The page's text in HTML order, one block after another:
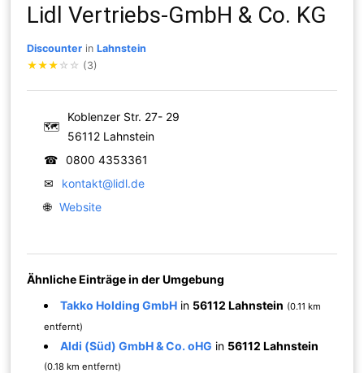
Lidl Vertriebs-GmbH & Co. KG
Discounter inLahnstein
★★★ ☆ ☆ (3)
🗺
Koblenzer Str. 27- 29
56112 Lahnstein
☎
0800 4353361
✉
kontakt@lidl.de
🌐 Website
Ähnliche Einträge in der Umgebung
Takko Holding GmbH in 56112 Lahnstein (0.11 km
entfernt)
Aldi (Süd) GmbH & Co. oHG in 56112 Lahnstein
(0.18 km entfernt)